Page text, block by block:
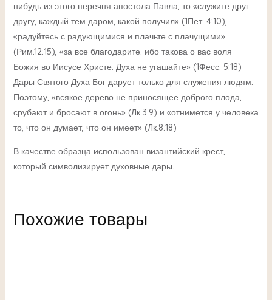
нибудь из этого перечня апостола Павла, то «служите друг
другу, каждый тем даром, какой получил» (1Пет. 4:10),
«радуйтесь с радующимися и плачьте с плачущими»
(Рим.12:15), «за все благодарите: ибо такова о вас воля
Божия во Иисусе Христе. Духа не угашайте» (1Фесс. 5:18)
Дары Святого Духа Бог дарует только для служения людям.
Поэтому, «всякое дерево не приносящее доброго плода,
срубают и бросают в огонь» (Лк.3:9) и «отнимется у человека
то, что он думает, что он имеет» (Лк.8:18)
В качестве образца использован византийский крест,
который символизирует духовные дары.
Похожие товары